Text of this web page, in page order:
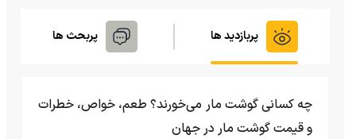
پربازدید ها پربحث ها
چه کسانی گوشت مار می‌خورند؟ طعم، خواص، خطرات
و قیمت گوشت مار در جهان